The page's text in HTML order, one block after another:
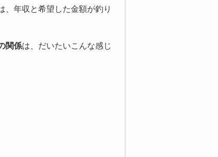
、年収と希望した金額が釣り
関係は、だいたいこんな感じ